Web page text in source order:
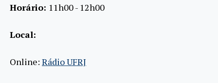
Horário: 11h00 - 12h00
Local:
Online: Rádio UFRJ